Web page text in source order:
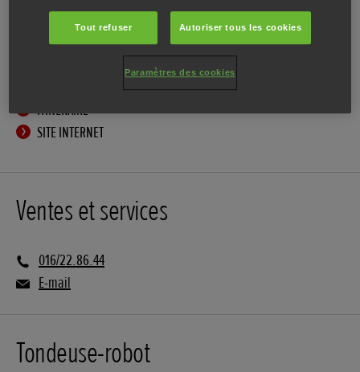
Omleiding 125,Herent,3020
ITINÉRAIRE
SITE INTERNET
Ventes et services
016/22.86.44
E-mail
Tondeuse-robot
Tout refuser Autoriser tous les cookies
Paramètres des cookies